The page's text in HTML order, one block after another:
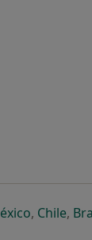
separador
num novo
abre
, Chile,